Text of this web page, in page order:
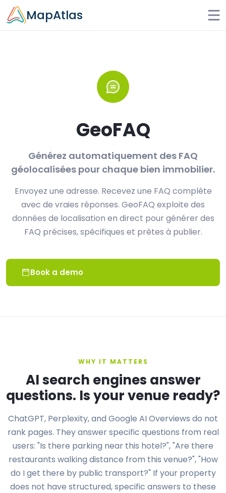
Skip to main content
MapAtlas
GeoFAQ
Générez automatiquement des FAQ
géolocalisées pour chaque bien immobilier.
Envoyez une adresse. Recevez une FAQ complète
avec de vraies réponses. GeoFAQ exploite des
données de localisation en direct pour générer des
FAQ précises, spécifiques et prêtes à publier.
Book a demo
WHY IT MATTERS
AI search engines answer
questions. Is your venue ready?
ChatGPT, Perplexity, and Google AI Overviews do not
rank pages. They answer specific questions from real
users: "Is there parking near this hotel?", "Are there
restaurants walking distance from this venue?", "How
do I get there by public transport?" If your property
does not have structured, specific answers to these